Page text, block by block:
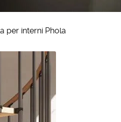
per interni Phola